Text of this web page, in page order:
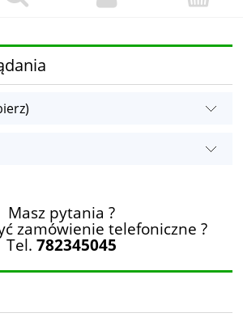
Masz pytania ?
zamówienie telefoniczne ?
Tel. 782345045